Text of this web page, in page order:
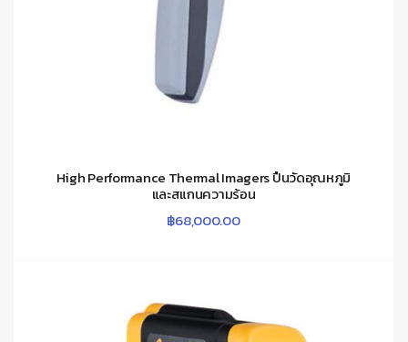
High Performance Thermal Imagers ปืนวัดอุณหภูมิ
และสแกนความร้อน
฿68,000.00